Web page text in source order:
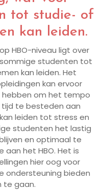
tot studie- of
kan leiden.
HBO-niveau ligt over
studenten tot
kan leiden. Het
kan ervoor
om het tempo
te besteden aan
leiden tot stress en
studenten het lastig
en optimaal te
het HBO. Het is
hier oog voor
ondersteuning bieden
te gaan.